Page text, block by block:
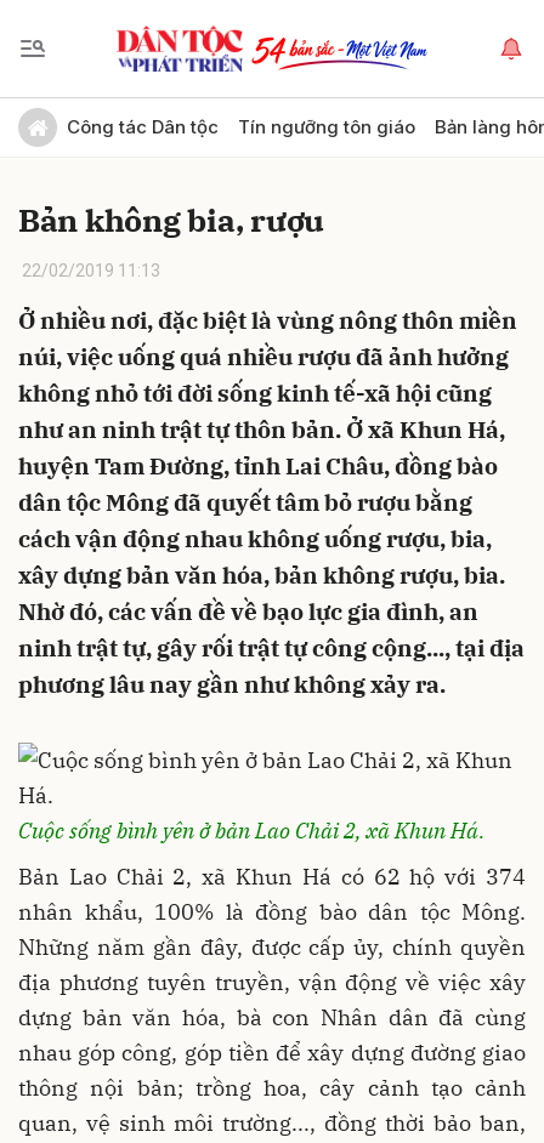
Công tác Dân tộc Tín ngưỡng tôn giáo Bản làng
Bản không bia, rượu
22/02/2019 11:13
Ở nhiều nơi, đặc biệt là vùng nông thôn miền
núi, việc uống quá nhiều rượu đã ảnh hưởng
không nhỏ tới đời sống kinh tế-xã hội cũng
như an ninh trật tự thôn bản. Ở xã Khun Há,
huyện Tam Đường, tỉnh Lai Châu, đồng bào
dân tộc Mông đã quyết tâm bỏ rượu bằng
cách vận động nhau không uống rượu, bia,
xây dựng bản văn hóa, bản không rượu, bia.
Nhờ đó, các vấn đề về bạo lực gia đình, an
ninh trật tự, gây rối trật tự công cộng..., tại địa
phương lâu nay gần như không xảy ra.
Cuộc sống bình yên ở bản Lao Chải 2, xã Khun Há.
Bản Lao Chải 2, xã Khun Há có 62 hộ với 374
nhân khẩu, 100% là đồng bào dân tộc Mông.
Những năm gần đây, được cấp ủy, chính quyền
địa phương tuyên truyền, vận động về việc xây
dựng bản văn hóa, bà con Nhân dân đã cùng
nhau góp công, góp tiền để xây dựng đường giao
thông nội bản; trồng hoa, cây cảnh tạo cảnh
quan, vệ sinh môi trường..., đồng thời bảo ban,
Gửi bình luận
Hủy Gửi